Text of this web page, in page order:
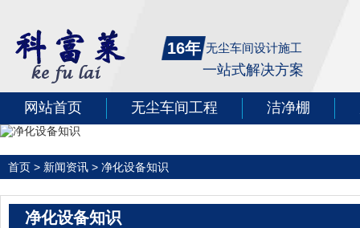
16年 无尘车间设计施工
一站式解决方案
网站首页 无尘车间工程 洁净棚
首页 > 新闻资讯 > 净化设备知识
净化设备知识